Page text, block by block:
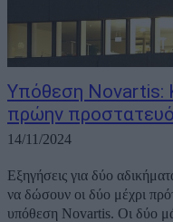
Υπόθεση Novartis:
πρώην
14/11/2024
Εξηγήσεις για δύο
να δώσουν οι δύο μέχρι
υπόθεση Novartis. Οι δύο